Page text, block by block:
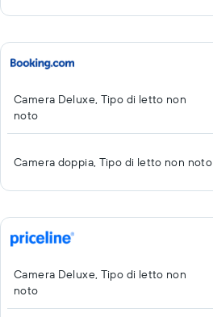
Camera Deluxe, Tipo di letto non
noto
Camera doppia, Tipo di letto non noto
Camera Deluxe, Tipo di letto non
noto